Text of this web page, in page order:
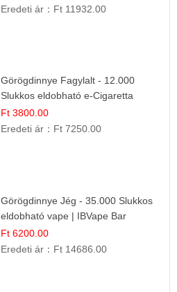
Eredeti ár： Ft 11932.00
Görögdinnye Fagylalt - 12.000
Slukkos eldobható e-Cigaretta
Ft 3800.00
Eredeti ár： Ft 7250.00
Görögdinnye Jég - 35.000 Slukkos
eldobható vape | IBVape Bar
Frissítő Nyári Íz
Ft 6200.00
Eredeti ár： Ft 14686.00